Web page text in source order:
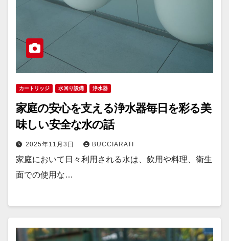
カートリッジ 水回り設備 浄水器
家庭の安心を支える浄水器毎日を彩る美
味しい安全な水の話
2025年11月3日 BUCCIARATI
家庭において日々利用される水は、飲用や料理、衛生
面での使用な…